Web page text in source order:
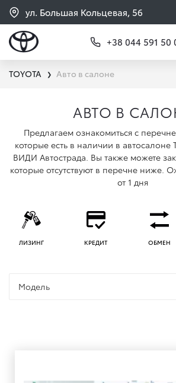
ул. Большая Кольцевая, 56
+38 044 591 50
TOYOTA ❯ Авто в салоне
АВТО В
Предлагаем ознакомиться с
которые есть в наличии в автосалоне
ВИДИ Автострада. Вы также можете
которые отсутствуют в перечне ниже.
от 1 дня
ЛИЗИНГ КРЕДИТ ОБМЕН